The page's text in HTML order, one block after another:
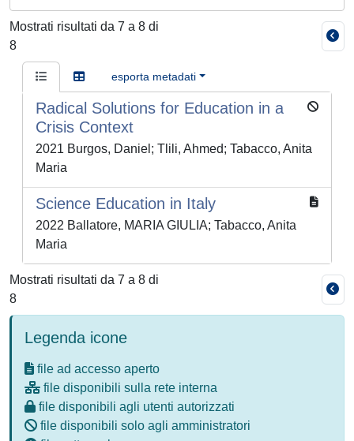
Mostrati risultati da 7 a 8 di
8
esporta metadati
Radical Solutions for Education in a
Crisis Context
2021 Burgos, Daniel; Tlili, Ahmed; Tabacco, Anita
Maria
Science Education in Italy
2022 Ballatore, MARIA GIULIA; Tabacco, Anita
Maria
Mostrati risultati da 7 a 8 di
8
Legenda icone
file ad accesso aperto
file disponibili sulla rete interna
file disponibili agli utenti autorizzati
file disponibili solo agli amministratori